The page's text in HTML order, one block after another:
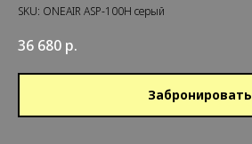
SKU: ONEAIR ASP-100H серый
36 680 р.
Забронировать